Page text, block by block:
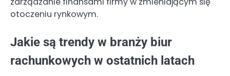
otoczeniu rynkowym.
Jakie są trendy w branży biur
rachunkowych w ostatnich latach